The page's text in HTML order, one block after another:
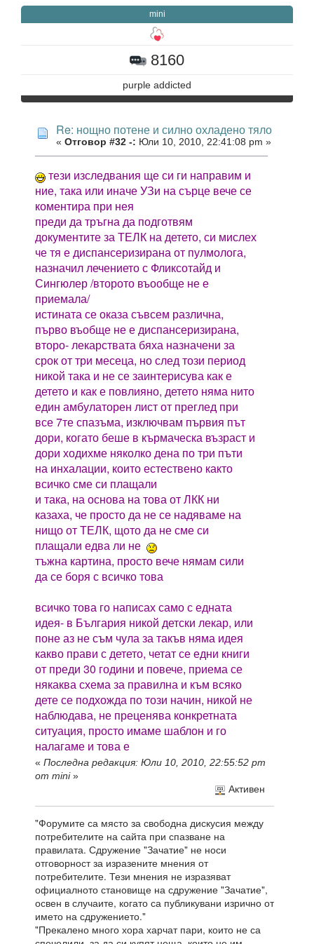
mini
8160
purple addicted
Re: нощно потене и силно охладено тяло
« Отговор #32 -: Юли 10, 2010, 22:41:08 pm »
тези изследвания ще си ги направим и
ние, така или иначе УЗи на сърце вече се
коментира при нея
преди да тръгна да подготвям
документите за ТЕЛК на детето, си мислех
че тя е диспансеризирана от пулмолога,
назначил лечението с Фликсотайд и
Сингюлер /второто въообще не е
приемала/
истината се оказа съвсем различна,
първо въобще не е диспансеризирана,
второ- лекарствата бяха назначени за
срок от три месеца, но след този период
никой така и не се заинтерисува как е
детето и как е повлияно, детето няма нито
един амбулаторен лист от преглед при
все 7те спазъма, изключвам първия път
дори, когато беше в кърмаческа възраст и
дори ходихме няколко дена по три пъти
на инхалации, които естествено както
всичко сме си плащали
и така, на основа на това от ЛКК ни
казаха, че просто да не се надяваме на
нищо от ТЕЛК, щото да не сме си
плащали едва ли не
тъжна картина, просто вече нямам сили
да се боря с всичко това
всичко това го написах само с едната
идея- в България никой детски лекар, или
поне аз не съм чула за такъв няма идея
какво прави с детето, четат се едни книги
от преди 30 години и повече, приема се
някаква схема за правилна и към всяко
дете се подхожда по този начин, никой не
наблюдава, не преценява конкретната
ситуация, просто имаме шаблон и го
налагаме и това е
« Последна редакция: Юли 10, 2010, 22:55:52 pm
от mini»
Активен
"Форумите са място за свободна дискусия между
потребителите на сайта при спазване на
правилата. Сдружение "Зачатие" не носи
отговорност за изразените мнения от
потребителите. Тези мнения не изразяват
официалното становище на сдружение "Зачатие",
освен в случаите, когато са публикувани изрично от
името на сдружението."
"Прекалено много хора харчат пари, които не са